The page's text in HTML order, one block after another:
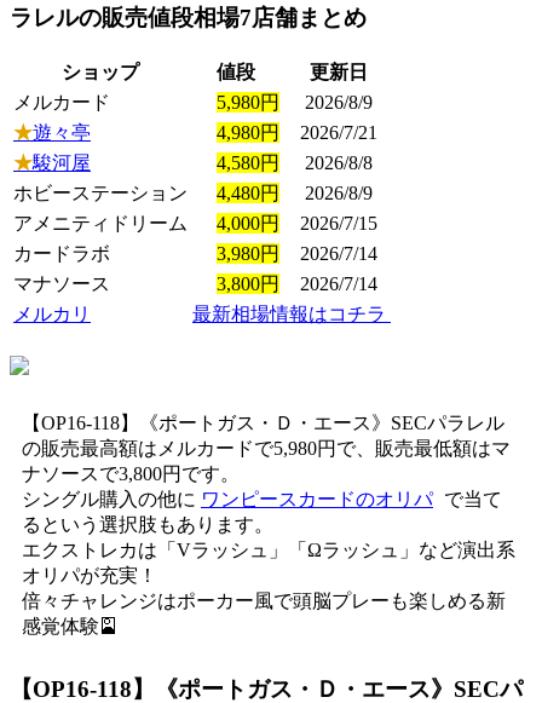
ラレルの販売値段相場7店舗まとめ
ショップ 値段
更新日
メルカード
5,980円
2026/8/9
★遊々亭 4,980円
2026/7/21
★駿河屋 4,580円
2026/8/8
ホビーステーション
4,480円
2026/8/9
アメニティドリーム
4,000円
2026/7/15
カードラボ
3,980円
2026/7/14
マナソース
3,800円
2026/7/14
メルカリ
最新相場情報はコチラ
【OP16-118】《ポートガス・Ｄ・エース》SECパラレル
の販売最高額はメルカードで5,980円で、販売最低額はマ
ナソースで3,800円です。
シングル購入の他に ワンピースカードのオリパ で当て
るという選択肢もあります。
エクストレカは「Vラッシュ」「Ωラッシュ」など演出系
オリパが充実！
倍々チャレンジはポーカー風で頭脳プレーも楽しめる新
感覚体験🎴
【OP16-118】《ポートガス・Ｄ・エース》SECパ